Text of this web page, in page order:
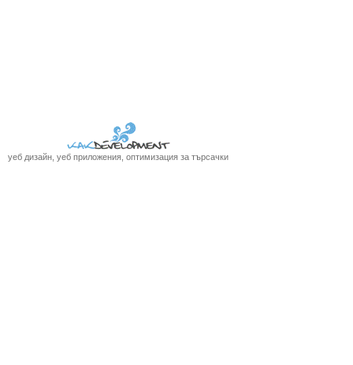
уеб дизайн, уеб приложения, оптимизация за търсачки